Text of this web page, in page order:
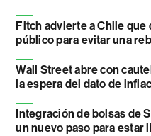
Fitch advierte a Chile
público para evitar una
Wall Street abre con
la espera del dato de
Integración de bolsas de
un nuevo paso para estar